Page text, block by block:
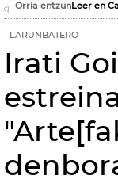
Orria entzunLeer en
LARUNBATERO
Irati